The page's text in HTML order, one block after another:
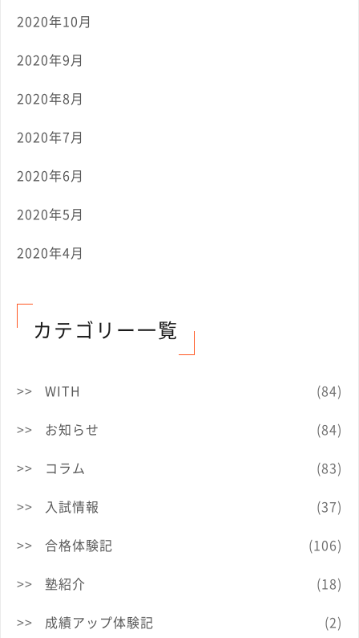
2020年10月
2020年9月
2020年8月
2020年7月
2020年6月
2020年5月
2020年4月
カテゴリー一覧
WITH
(84)
お知らせ
(84)
コラム
(83)
入試情報
(37)
合格体験記
(106)
塾紹介
(18)
成績アップ体験記
(2)